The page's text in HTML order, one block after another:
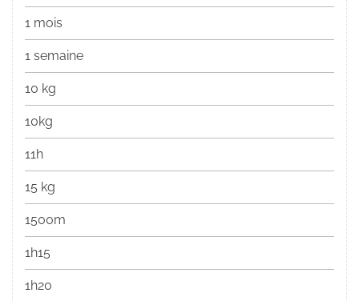
1 mois
1 semaine
10 kg
10kg
11h
15 kg
1500m
1h15
1h20